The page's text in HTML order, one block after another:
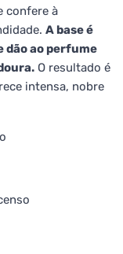
confere à
A base é
dão ao perfume
O resultado é
intensa, nobre